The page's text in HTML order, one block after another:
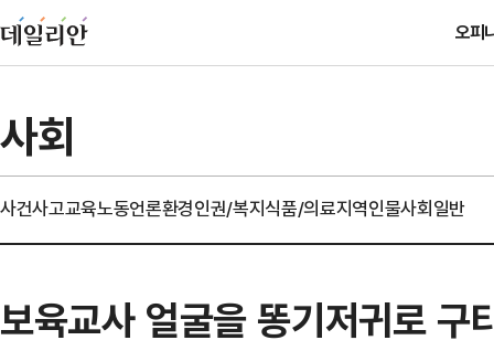
오피
사회
사건사고교육노동언론환경인권/복지식품/의료지역인물사회일반
보육교사 얼굴을 똥기저귀로